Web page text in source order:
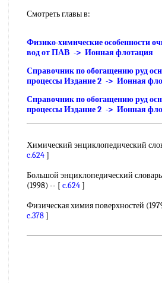
Смотреть главы в:
Физико-химические особенности
вод от ПАВ -> Ионная флотация
Справочник по обогащению руд
процессы Издание 2 -> Ионная
Справочник по обогащению руд
процессы Издание 2 -> Ионная
Химический энциклопедический
c.624]
Большой энциклопедический
(1998) -- [ c.624]
Физическая химия поверхностей
c.378]